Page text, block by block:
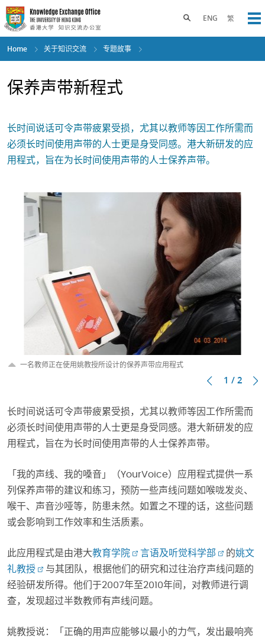
Skip
to
main
content
ENG 繁
Toggle search panel
Home 关于知识交流 专题故事
保养声带新程式
长时间说话可令声带疲累受损，尤其以教师等因工作所需而
必须长时间使用声带的人士更是身受同感。港大新研发的应
用程式，旨在为长时间使用声带的人士保养声带。
一名教师正在使用姚教授所设计的保养声带应用程式
1 / 2
长时间说话可令声带疲累受损，尤其以教师等因工作所需而
必须长时间使用声带的人士更是身受同感。港大新研发的应
用程式，旨在为长时间使用声带的人士保养声带。
「我的声线、我的嗓音」（YourVoice）应用程式提供一系
列保养声带的建议和练习，预防一些声线问题如喉咙发炎、
喉干、声音沙哑等，防患未然。如置之不理的话，这些问题
或会影响到工作效率和生活质素。
此应用程式是由港大教育学院 言语及听觉科学部 的姚文
礼教授
与其团队，根据他们的研究和过往治疗声线问题的
经验研发所得。他们于2007年至2010年间，对教师进行调
查，发现超过半数教师有声线问题。
姚教授说：「正确的用声应能够以最小的力气，发出最响亮